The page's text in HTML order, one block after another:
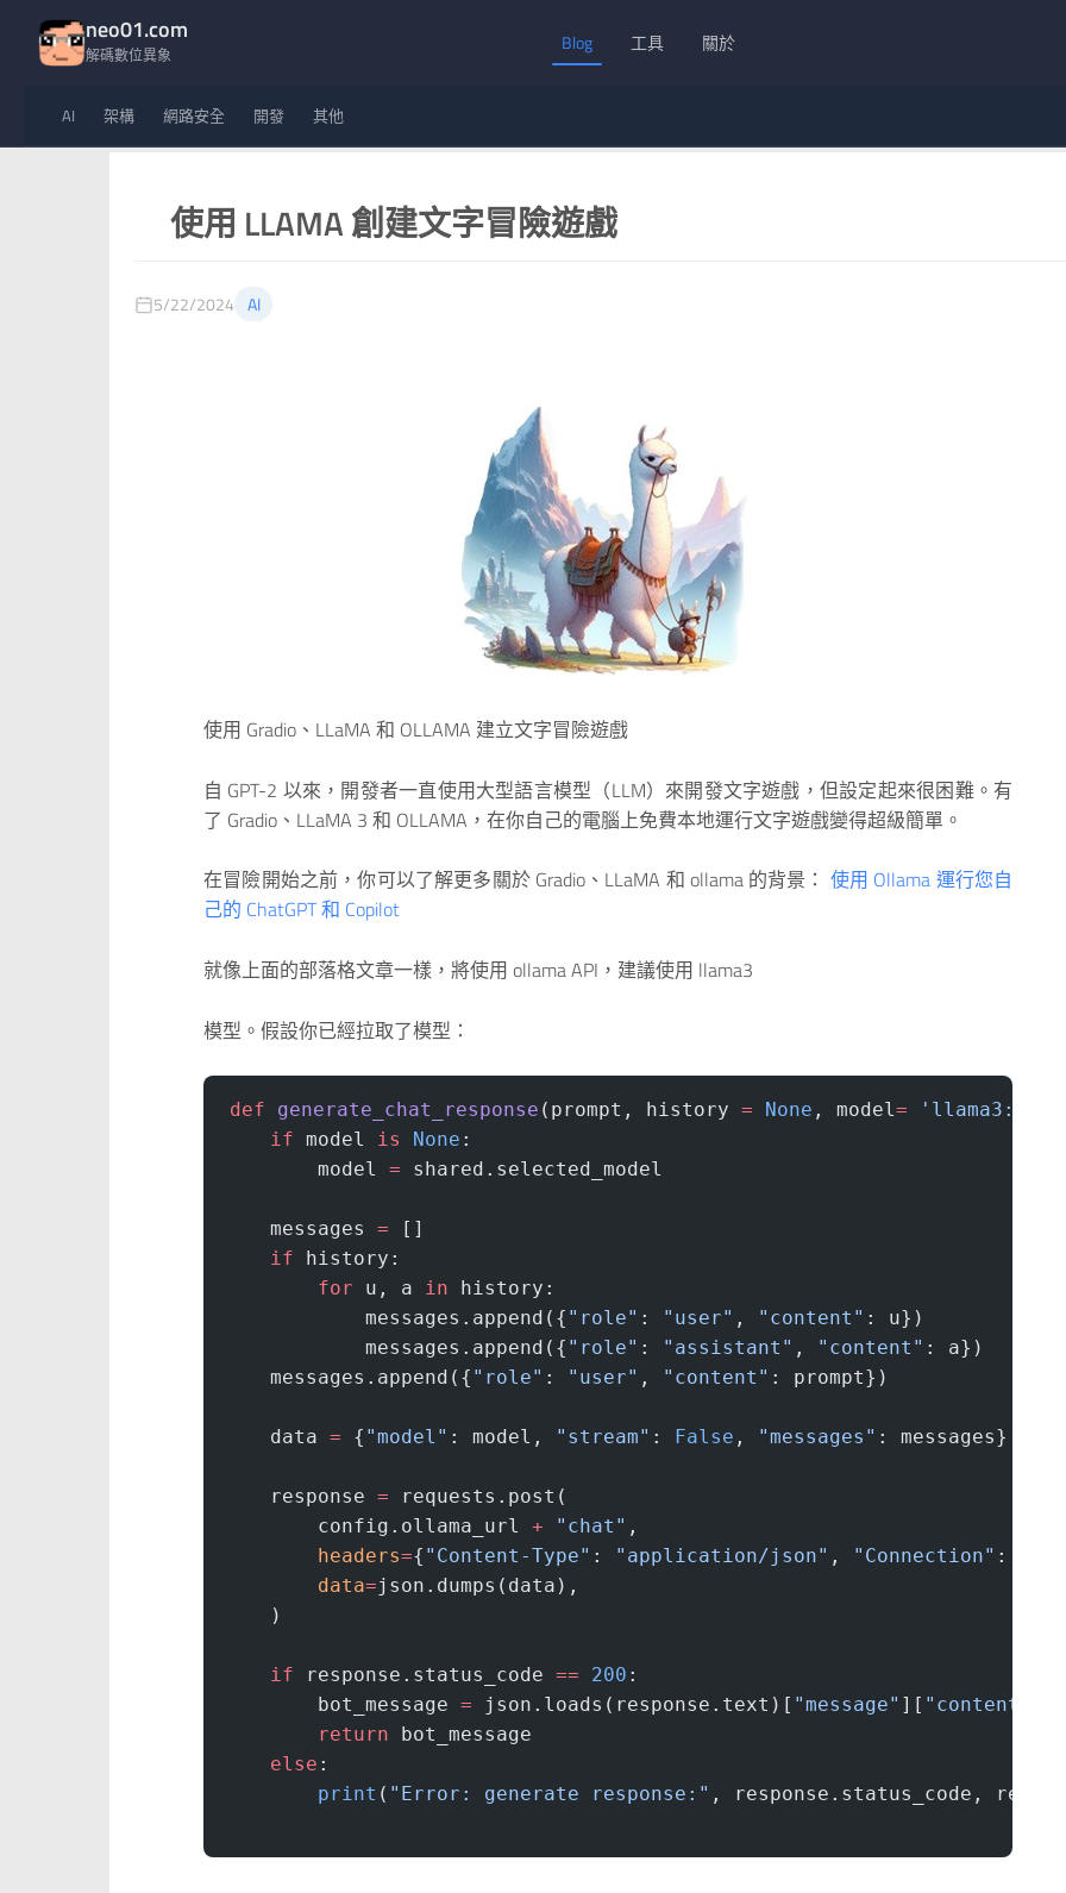
neo01.com
解碼數位異象
Blog 工具 關於
AI 架構 網路安全 開發 其他
使用 LLAMA 創建文字冒險遊戲
5/22/2024 AI
使用 Gradio、LLaMA 和 OLLAMA 建立文字冒險遊戲
自 GPT-2 以來，開發者一直使用大型語言模型（LLM）來開發文字遊戲，但設定起來很困難。有
了 Gradio、LLaMA 3 和 OLLAMA，在你自己的電腦上免費本地運行文字遊戲變得超級簡單。
在冒險開始之前，你可以了解更多關於 Gradio、LLaMA 和 ollama 的背景： 使用 Ollama 運行您自
己的 ChatGPT 和 Copilot
就像上面的部落格文章一樣，將使用 ollama API，建議使用 llama3
模型。假設你已經拉取了模型：
def generate_chat_response (prompt, history = None , model=
    if
model is None :
        model
= shared.selected_model
    messages
= []
    if
history:
        for
u, a in history:
            messages.append({
"role" : "user" , "content" : u})
            messages.append({
"role" : "assistant" , "content" : a})
    messages.append({
"role" : "user" , "content" : prompt})
    data
= { "model" : model, "stream" : False , "messages" : messages}
    response
= requests.post(
        config.ollama_url
+ "chat" ,
        headers
={ "Content-Type" : "application/json" , "Connection" :
        data
=json.dumps(data),
    )
    if
response.status_code == 200 :
        bot_message
= json.loads(response.text)[ "message" ][ "content"
        return
bot_message
    else
:
        print
( "Error: generate response:" , response.status_code,